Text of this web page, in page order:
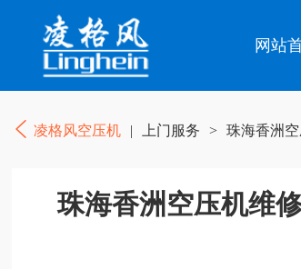
网站
凌格风空压机 | 上门服务 > 珠海香洲
珠海香洲空压机维